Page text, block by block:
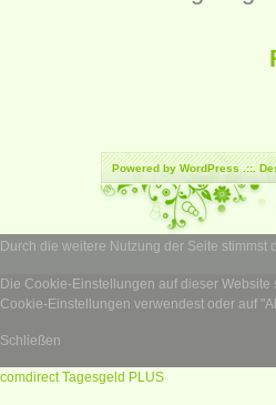
Powered byWordPress.::.
Durch die weitere Nutzung der Seite stimmst
Die Cookie-Einstellungen auf dieser
Cookie-Einstellungen verwendest oder auf
Schließen
comdirect Tagesgeld PLUS